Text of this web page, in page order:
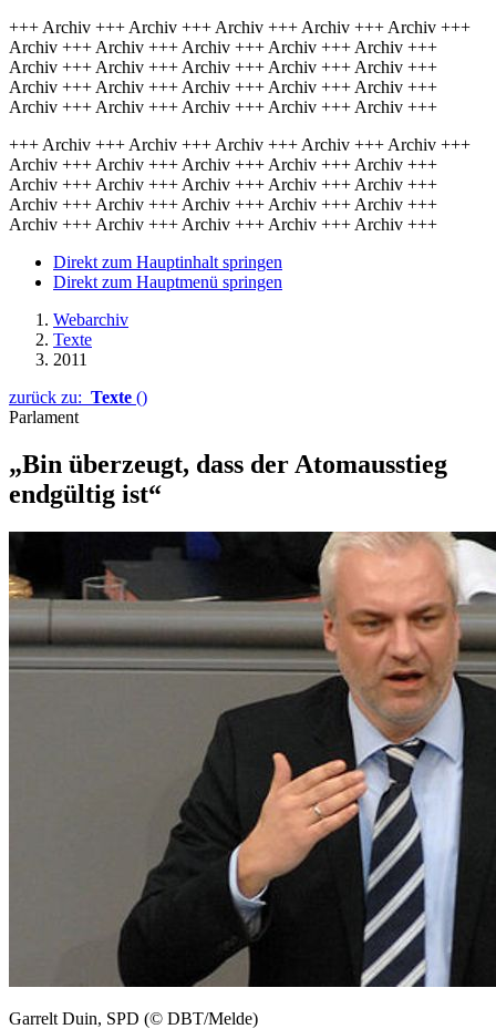
+++ Archiv +++ Archiv +++ Archiv +++ Archiv +++ Archiv +++
Archiv +++ Archiv +++ Archiv +++ Archiv +++ Archiv +++
Archiv +++ Archiv +++ Archiv +++ Archiv +++ Archiv +++
Archiv +++ Archiv +++ Archiv +++ Archiv +++ Archiv +++
Archiv +++ Archiv +++ Archiv +++ Archiv +++ Archiv +++
+++ Archiv +++ Archiv +++ Archiv +++ Archiv +++ Archiv +++
Archiv +++ Archiv +++ Archiv +++ Archiv +++ Archiv +++
Archiv +++ Archiv +++ Archiv +++ Archiv +++ Archiv +++
Archiv +++ Archiv +++ Archiv +++ Archiv +++ Archiv +++
Archiv +++ Archiv +++ Archiv +++ Archiv +++ Archiv +++
Direkt zum Hauptinhalt springen
Direkt zum Hauptmenü springen
Webarchiv
Texte
2011
zurück zu: Texte ()
Parlament
„Bin überzeugt, dass der Atomausstieg
endgültig ist“
Garrelt Duin, SPD (© DBT/Melde)